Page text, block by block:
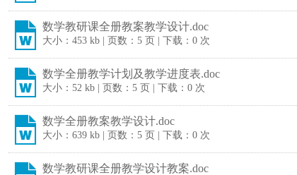
数学教研课全册教案教学设计.doc
大小：453 kb | 页数：5 页 | 下载：0 次
数学全册教学计划及教学进度表.doc
大小：52 kb | 页数：5 页 | 下载：0 次
数学全册教案教学设计.doc
大小：639 kb | 页数：5 页 | 下载：0 次
数学教研课全册教学设计教案.doc